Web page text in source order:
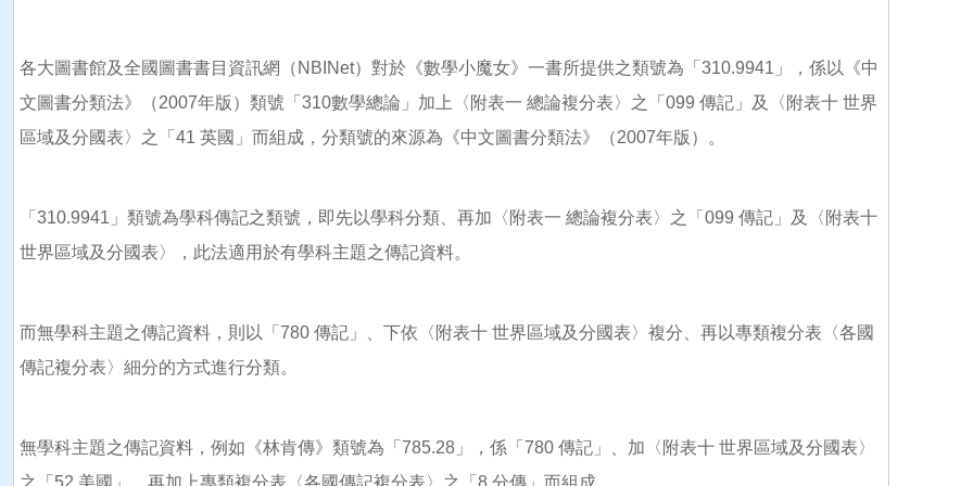
各大圖書館及全國圖書書目資訊網（NBINet）對於《數學小魔女》一書所提供之類號為「310.9941」，係以《中
文圖書分類法》（2007年版）類號「310數學總論」加上〈附表一 總論複分表〉之「099 傳記」及〈附表十 世界
區域及分國表〉之「41 英國」而組成，分類號的來源為《中文圖書分類法》（2007年版）。
「310.9941」類號為學科傳記之類號，即先以學科分類、再加〈附表一 總論複分表〉之「099 傳記」及〈附表十
世界區域及分國表〉，此法適用於有學科主題之傳記資料。
而無學科主題之傳記資料，則以「780 傳記」、下依〈附表十 世界區域及分國表〉複分、再以專類複分表〈各國
傳記複分表〉細分的方式進行分類。
無學科主題之傳記資料，例如《林肯傳》類號為「785.28」，係「780 傳記」、加〈附表十 世界區域及分國表〉